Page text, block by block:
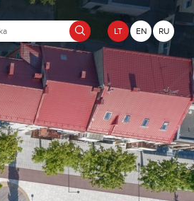
LT EN RU